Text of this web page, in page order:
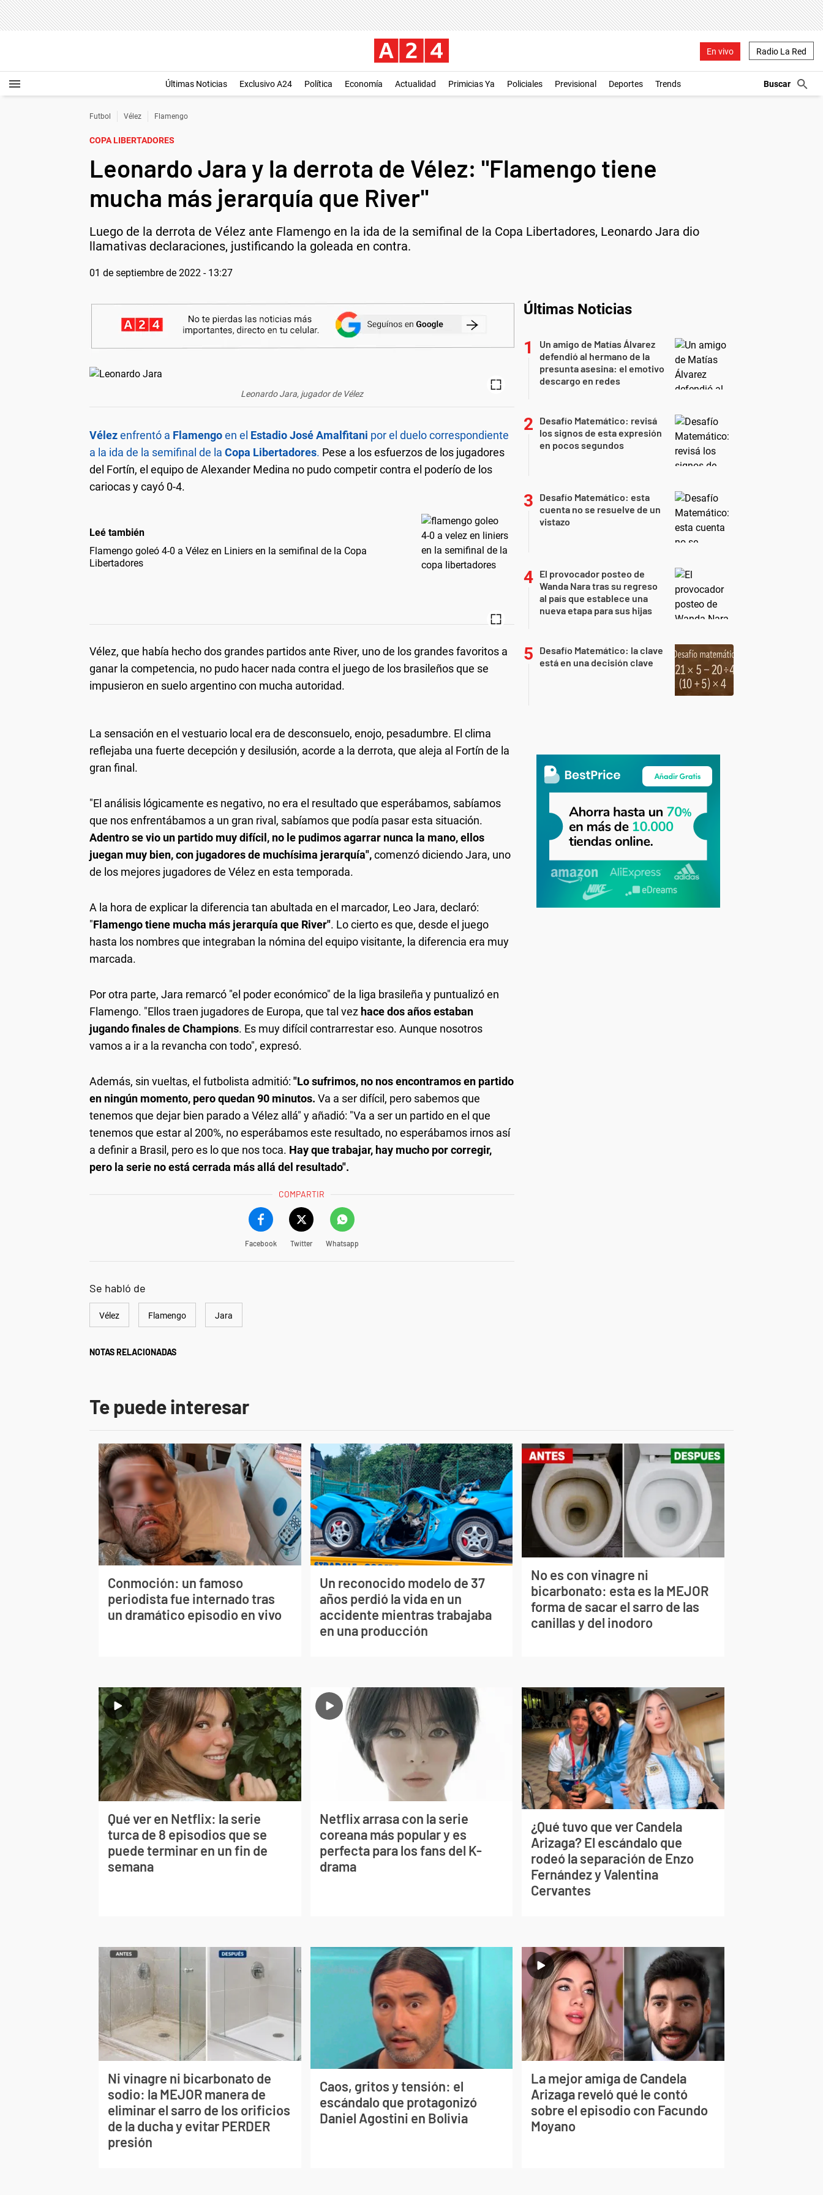
En vivo Radio La Red
Últimas Noticias Exclusivo A24 Política Economía Actualidad Primicias Ya Policiales Previsional Deportes Trends
Futbol Vélez Flamengo
COPA LIBERTADORES
Leonardo Jara y la derrota de Vélez: "Flamengo tiene
mucha más jerarquía que River"
Luego de la derrota de Vélez ante Flamengo en la ida de la semifinal de la Copa Libertadores, Leonardo Jara dio
llamativas declaraciones, justificando la goleada en contra.
01 de septiembre de 2022 - 13:27
Leonardo Jara, jugador de Vélez
Vélezenfrentó a Flamengoen el Estadio José Amalfitani por el duelo correspondiente
a la ida de la semifinal de la Copa Libertadores. Pese a los esfuerzos de los jugadores
del Fortín, el equipo de Alexander Medina no pudo competir contra el poderío de los
cariocas y cayó 0-4.
Leé también
Flamengo goleó 4-0 a Vélez en Liniers en la semifinal de la Copa
Libertadores
Vélez, que había hecho dos grandes partidos ante River, uno de los grandes favoritos a
ganar la competencia, no pudo hacer nada contra el juego de los brasileños que se
impusieron en suelo argentino con mucha autoridad.
La sensación en el vestuario local era de desconsuelo, enojo, pesadumbre. El clima
reflejaba una fuerte decepción y desilusión, acorde a la derrota, que aleja al Fortín de la
gran final.
"El análisis lógicamente es negativo, no era el resultado que esperábamos, sabíamos
que nos enfrentábamos a un gran rival, sabíamos que podía pasar esta situación.
Adentro se vio un partido muy difícil, no le pudimos agarrar nunca la mano, ellos
juegan muy bien, con jugadores de muchísima jerarquía",comenzó diciendo Jara, uno
de los mejores jugadores de Vélez en esta temporada.
A la hora de explicar la diferencia tan abultada en el marcador, Leo Jara, declaró:
"Flamengo tiene mucha más jerarquía que River". Lo cierto es que, desde el juego
hasta los nombres que integraban la nómina del equipo visitante, la diferencia era muy
marcada.
Por otra parte, Jara remarcó "el poder económico" de la liga brasileña y puntualizó en
Flamengo. "Ellos traen jugadores de Europa, que tal vez hace dos años estaban
jugando finales de Champions. Es muy difícil contrarrestar eso. Aunque nosotros
vamos a ir a la revancha con todo", expresó.
Además, sin vueltas, el futbolista admitió: "Lo sufrimos, no nos encontramos en partido
en ningún momento, pero quedan 90 minutos. Va a ser difícil, pero sabemos que
tenemos que dejar bien parado a Vélez allá" y añadió: "Va a ser un partido en el que
tenemos que estar al 200%, no esperábamos este resultado, no esperábamos irnos así
a definir a Brasil, pero es lo que nos toca. Hay que trabajar, hay mucho por corregir,
pero la serie no está cerrada más allá del resultado".
COMPARTIR
Facebook Twitter Whatsapp
Se habló de
Vélez Flamengo Jara
NOTAS RELACIONADAS
Últimas Noticias
Un amigo de Matías Álvarez
defendió al hermano de la
presunta asesina: el emotivo
descargo en redes
Desafío Matemático: revisá
los signos de esta expresión
en pocos segundos
Desafío Matemático: esta
cuenta no se resuelve de un
vistazo
El provocador posteo de
Wanda Nara tras su regreso
al país que establece una
nueva etapa para sus hijas
Desafío Matemático: la clave
está en una decisión clave
Te puede interesar
Conmoción: un famoso
periodista fue internado tras
un dramático episodio en vivo
Un reconocido modelo de 37
años perdió la vida en un
accidente mientras trabajaba
en una producción
No es con vinagre ni
bicarbonato: esta es la MEJOR
forma de sacar el sarro de las
canillas y del inodoro
Qué ver en Netflix: la serie
turca de 8 episodios que se
puede terminar en un fin de
semana
Netflix arrasa con la serie
coreana más popular y es
perfecta para los fans del K-
drama
¿Qué tuvo que ver Candela
Arizaga? El escándalo que
rodeó la separación de Enzo
Fernández y Valentina
Cervantes
Ni vinagre ni bicarbonato de
sodio: la MEJOR manera de
eliminar el sarro de los orificios
de la ducha y evitar PERDER
presión
Caos, gritos y tensión: el
escándalo que protagonizó
Daniel Agostini en Bolivia
La mejor amiga de Candela
Arizaga reveló qué le contó
sobre el episodio con Facundo
Moyano